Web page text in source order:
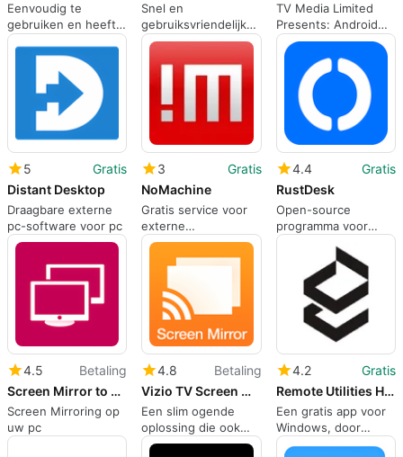
Eenvoudig te
gebruiken en heeft
een geweldige
kwaliteit
Snel en
gebruiksvriendelijk
extern bureaublad
TV Media Limited
Presents: Android
Screen Mirror voor
Fire TV-, Android- en
Window-apparaten.
Geniet van uw
favoriete tv-
programma&#39;s en
films, in verbluffende
4K Ultra HD, op uw
Fire TV-, Android- en
Windows-apparaten
met uw high-
definition (HD) TV
5
Gratis
Distant Desktop
Draagbare externe
pc-software voor pc
3
Gratis
NoMachine
Gratis service voor
externe
desktoptoegang
4.4
Gratis
RustDesk
Open-source
programma voor
extern bureaublad
4.5
Betaling
Screen Mirror to LG Smart TV.
Screen Mirroring op
uw pc
4.8
Betaling
Vizio TV Screen Mirror
Een slim ogende
oplossing die ook
dienst doet als
4.2
Gratis
Remote Utilities Host
Een gratis app voor
Windows, door
remote-utilities-llc.